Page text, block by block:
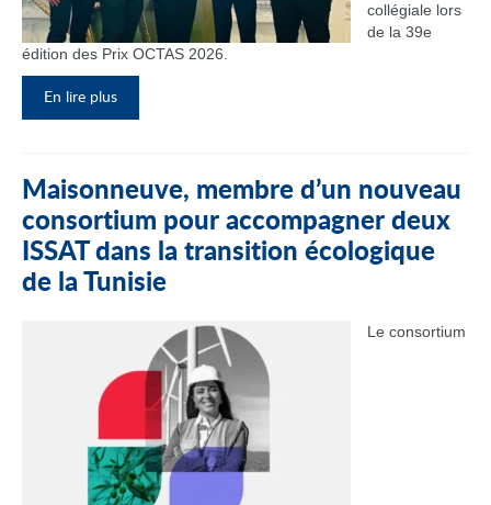
collégiale lors
de la 39e
édition des Prix OCTAS 2026.
En lire plus
Maisonneuve, membre d’un nouveau
consortium pour accompagner deux
ISSAT dans la transition écologique
de la Tunisie
Le consortium